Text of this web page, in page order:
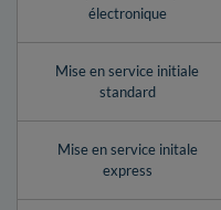
électronique
Mise en service initiale
standard
Mise en service initale
express